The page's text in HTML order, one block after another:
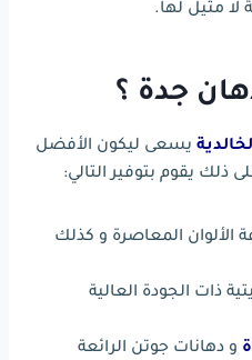
لا مثيل لها.
جدة ؟
يسعى ليكون الأفضل
ذلك يقوم بتوفير التالي:
الألوان المعاصرة و كذلك
ذات الجودة العالية
و دهانات جوتن الرائعة